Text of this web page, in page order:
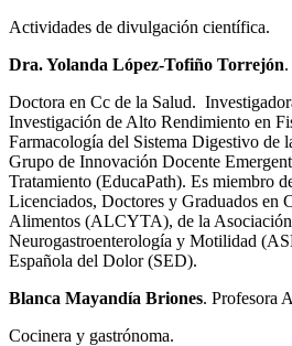
Actividades de divulgación científica.
Dra. Yolanda López-Tofiño Torrejón
Doctora en Cc de la Salud.
Investigación de Alto Rendimiento en
Farmacología del Sistema Digestivo de
Grupo de Innovación Docente
Tratamiento (EducaPath). Es miembro
Licenciados, Doctores y Graduados en
Alimentos (ALCYTA), de la Asociación
Neurogastroenterología y Motilidad
Española del Dolor (SED).
Blanca Mayandía Briones. Profesora
Cocinera y gastrónoma.